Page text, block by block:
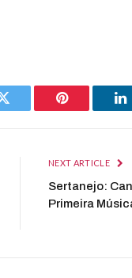
Twitter Pinterest
NEXT ARTICLE
Sertanejo:
Primeira